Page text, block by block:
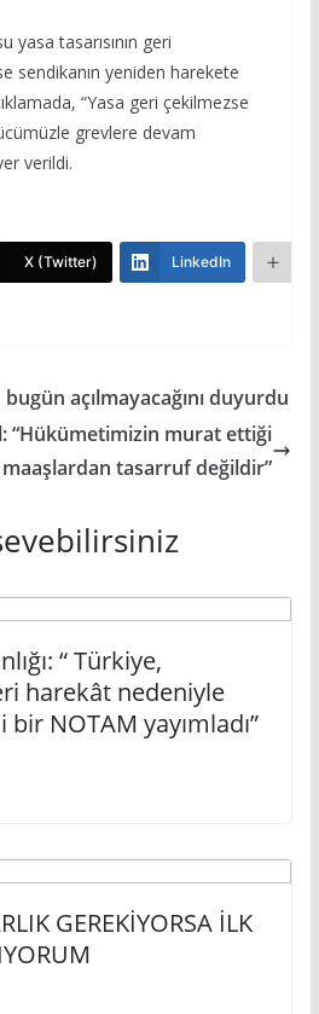
yasa tasarısının geri
sendikanın yeniden harekete
“Yasa geri çekilmezse
grevlere devam
verildi.
X (Twitter) LinkedIn
açılmayacağını duyurdu
“Hükümetimizin murat ettiği
maaşlardan tasarruf değildir”
“ Türkiye,
harekât nedeniyle
bir NOTAM yayımladı”
GEREKİYORSA İLK